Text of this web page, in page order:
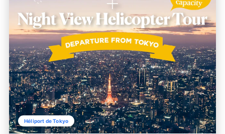
Héliport de Tokyo